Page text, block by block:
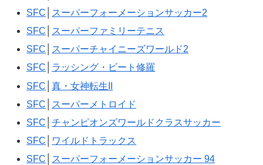
SFC
スーパーフォーメーションサッカー2
SFC
スーパーファミリーテニス
SFC
スーパーチャイニーズワールド2
SFC
ラッシング・ビート修羅
SFC │真・女神転生II
SFC
スーパーメトロイド
SFC │チャンピオンズワールドクラスサッカー
SFC
ワイルドトラックス
SFC
スーパーフォーメーションサッカー 94